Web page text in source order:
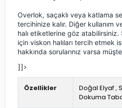
Overlok, saçaklı veya katlama
tercihinize kalır. Diğer kullanım
halı etiketlerine göz atabilirsiniz.
için viskon halıları tercih etmek
hakkında sorularınız varsa
]]>
Özellikler Doğal Elyaf,
Dokuma